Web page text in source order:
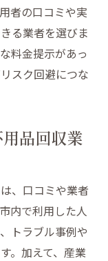
者の口コミや実
る業者を選びま
料金提示があっ
スク回避につな
品回収業
、口コミや業者
内で利用した人
トラブル事例や
。加えて、産業